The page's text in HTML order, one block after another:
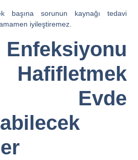
başına sorunun kaynağı tedavi
iyileştiremez.
Hafifletmek
Evde